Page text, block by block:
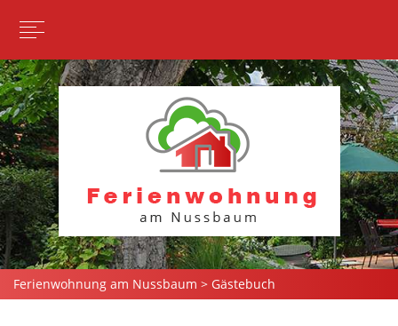
Ferienwohnung am Nussbaum > Gästebuch